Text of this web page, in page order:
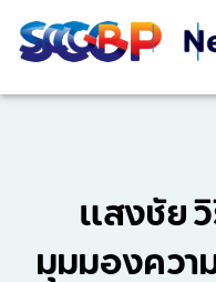
แสงชัย วิ
มุมมองควา